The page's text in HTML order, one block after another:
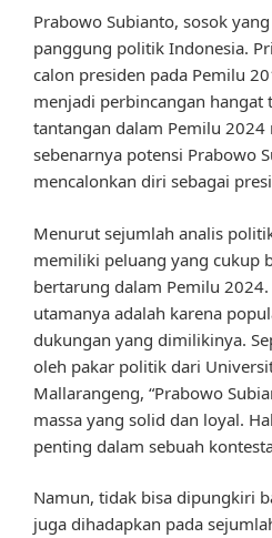
Prabowo Subianto, sosok
panggung politik Indonesia.
calon presiden pada Pemilu
menjadi perbincangan hangat
tantangan dalam Pemilu 2024
sebenarnya potensi Prabowo
mencalonkan diri sebagai
Menurut sejumlah analis
memiliki peluang yang cukup
bertarung dalam Pemilu 2024.
utamanya adalah karena
dukungan yang dimilikinya.
oleh pakar politik dari
Mallarangeng, “Prabowo
massa yang solid dan loyal.
penting dalam sebuah
Namun, tidak bisa dipungkiri
juga dihadapkan pada